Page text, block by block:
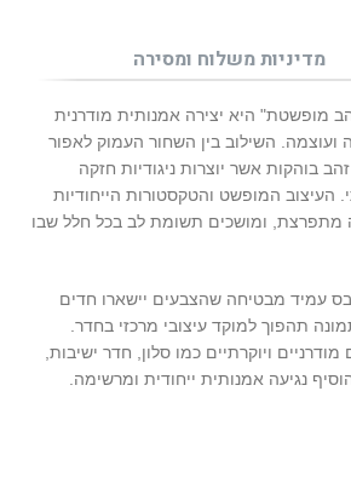
מדיניות משלוח ומסירה
מופשטת" היא יצירה אמנותית מודרנית
השילוב בין השחור העמוק לאפור
בוהקות אשר יוצרות ניגודיות חזקה
העיצוב המופשט והטקסטורות הייחודיות
מתפרצת, ומושכים תשומת לב בכל חלל שבו
עמיד מבטיחה שהצבעים יישארו חדים
תהפוך למוקד עיצובי מרכזי בחדר.
ויוקרתיים כמו סלון, חדר ישיבות,
נגיעה אמנותית ייחודית ומרשימה.